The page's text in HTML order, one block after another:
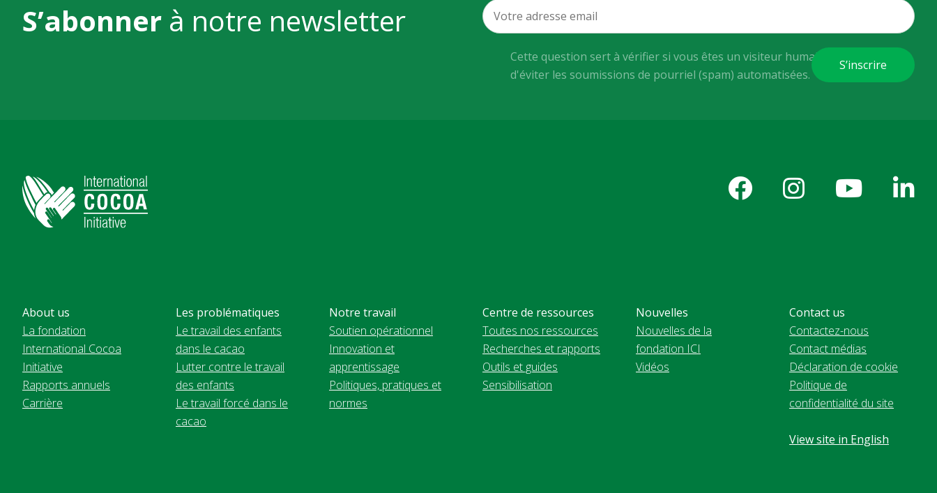
S’abonner à notre newsletter
Cette question sert à vérifier si vous êtes un visiteur humain ou non afin
d'éviter les soumissions de pourriel (spam) automatisées.
About us
La fondation
International Cocoa
Initiative
Rapports annuels
Carrière
Les problématiques
Le travail des enfants
dans le cacao
Lutter contre le travail
des enfants
Le travail forcé dans le
cacao
Notre travail
Soutien opérationnel
Innovation et
apprentissage
Politiques, pratiques et
normes
Centre de ressources
Toutes nos ressources
Recherches et rapports
Outils et guides
Sensibilisation
Nouvelles
Nouvelles de la
fondation ICI
Vidéos
Contact us
Contactez-nous
Contact médias
Déclaration de cookie
Politique de
confidentialité du site
View site in English